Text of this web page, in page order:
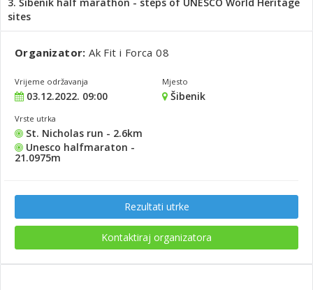
sites
Organizator:Ak Fit i Forca 08
Vrijeme održavanja
03.12.2022. 09:00
Mjesto
Šibenik
Vrste utrka
St. Nicholas run - 2.6km
Unesco halfmaraton -
21.0975m
Rezultati utrke
Kontaktiraj organizatora